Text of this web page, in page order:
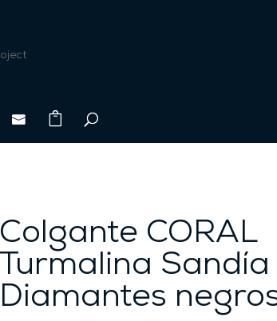

Colgante CORAL
Turmalina Sandía
Diamantes